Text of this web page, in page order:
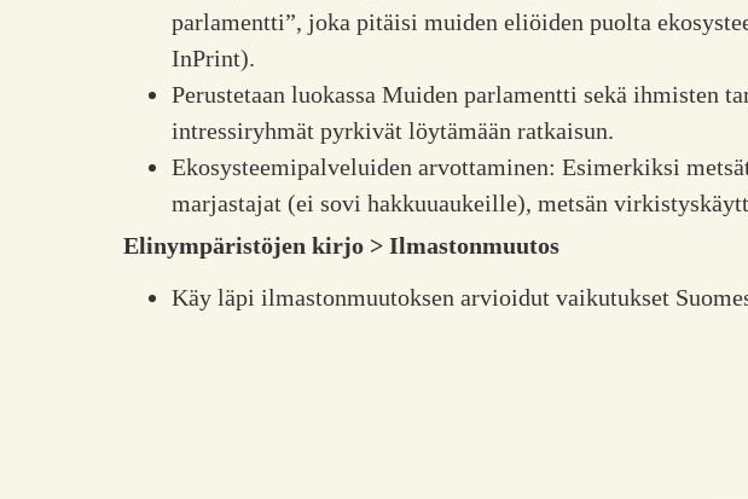
parlamentti”, joka pitäisi muiden eliöiden puolta
InPrint).
Perustetaan luokassa Muiden parlamentti sekä ihmisten
intressiryhmät pyrkivät löytämään ratkaisun.
Ekosysteemipalveluiden arvottaminen: Esimerkiksi
marjastajat (ei sovi hakkuuaukeille), metsän
Elinympäristöjen kirjo > Ilmastonmuutos
Käy läpi ilmastonmuutoksen arvioidut vaikutukset